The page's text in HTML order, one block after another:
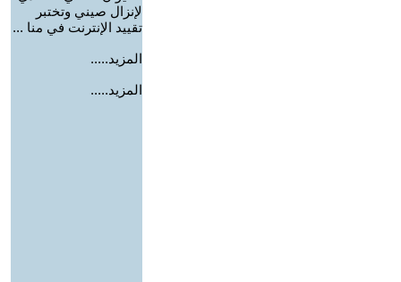
لإنزال صيني وتختبر
تقييد الإنترنت في منا ...
المزيد.....
المزيد.....